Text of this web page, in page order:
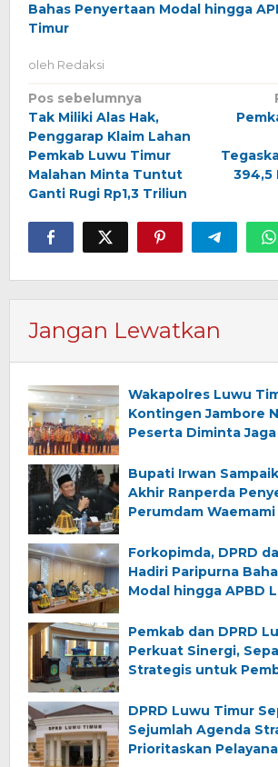
Bahas Penyertaan Modal hingga
Timur
oleh Redaksi
Navigasi
pos
Pos sebelumnya
Tak Miliki Alas Hak,
Penggarap Klaim Lahan
Pemkab Luwu Timur
Malahan Minta Tuntut
Ganti Rugi Rp1,3 Triliun
394,5
Jangan Lewatkan
Wakapolres Luwu
Kontingen Jambore
Peserta Diminta
Bupati Irwan
Akhir Ranperda
Perumdam Waemami
Forkopimda, DPRD
Hadiri Paripurna
Modal hingga APBD
Pemkab dan DPRD
Perkuat Sinergi,
Strategis untuk
DPRD Luwu Timur
Sejumlah Agenda
Prioritaskan